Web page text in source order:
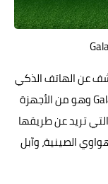
عنالهاتفالذكي
الجديد (جالاكسي إم42 فايف جي) Galaxy M42 5G وهو من الأجهزة
تريد عن طريقها
الصينية، وآبل